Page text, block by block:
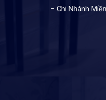
– Chi Nhánh